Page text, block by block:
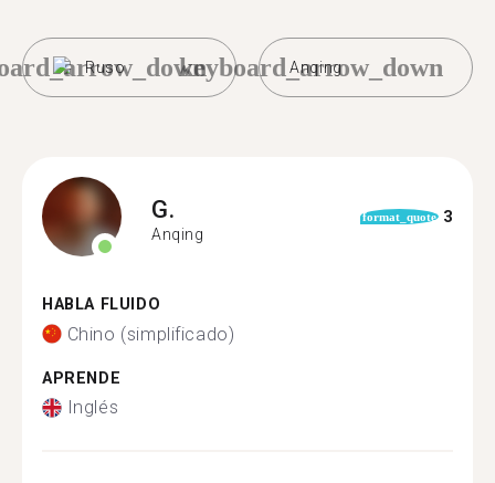
Ruso Anqing
keyboard_arrow_down
G.
Anqing
format_quote 3
HABLA FLUIDO
Chino (simplificado)
APRENDE
Inglés